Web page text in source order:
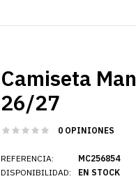
Camiseta
26/27
0 OPINIONES
REFERENCIA:
DISPONIBILIDAD:
MC256854
EN STOCK